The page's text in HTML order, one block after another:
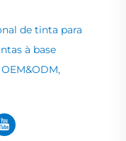
de tinta para
à base